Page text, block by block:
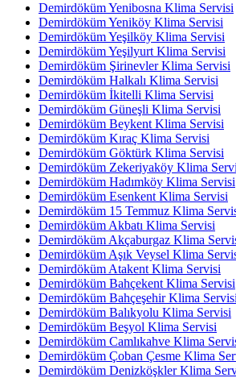
Demirdöküm Yenibosna Klima Servisi
Demirdöküm Yeniköy Klima Servisi
Demirdöküm Yeşilköy Klima Servisi
Demirdöküm Yeşilyurt Klima Servisi
Demirdöküm Şirinevler Klima Servisi
Demirdöküm Halkalı Klima Servisi
Demirdöküm İkitelli Klima Servisi
Demirdöküm Güneşli Klima Servisi
Demirdöküm Beykent Klima Servisi
Demirdöküm Kıraç Klima Servisi
Demirdöküm Göktürk Klima Servisi
Demirdöküm Zekeriyaköy Klima
Demirdöküm Hadımköy Klima Servisi
Demirdöküm Esenkent Klima Servisi
Demirdöküm 15 Temmuz Klima
Demirdöküm Akbatı Klima Servisi
Demirdöküm Akçaburgaz Klima
Demirdöküm Aşık Veysel Klima
Demirdöküm Atakent Klima Servisi
Demirdöküm Bahçekent Klima Servisi
Demirdöküm Bahçeşehir Klima Servisi
Demirdöküm Balıkyolu Klima Servisi
Demirdöküm Beşyol Klima Servisi
Demirdöküm Camlıkahve Klima
Demirdöküm Çoban Çesme Klima
Demirdöküm Denizköşkler Klima